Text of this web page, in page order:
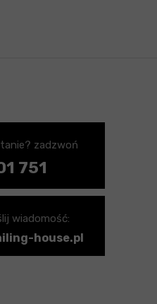
zadzwoń
751
wiadomość:
house.pl